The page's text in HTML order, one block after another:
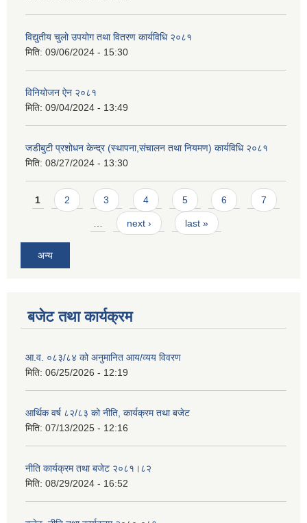
विद्युतीय चुलो उपयोग तथा वितरण कार्यविधि २०८१
मिति: 09/06/2024 - 15:30
विनियोजन ऐन २०८१
मिति: 09/04/2024 - 13:49
जडीबुटी प्रशोधन केन्द्र (स्थापना,संचालन तथा नियमण) कार्यविधि २०८१
मिति: 08/27/2024 - 13:30
Pages
1 2 3 4 5 6 7
… next › last »
अन्य
बजेट तथा कार्यक्रम
आ.व. ०८३/८४ को अनुमानित आय/व्यय विवरण
मिति: 06/25/2026 - 12:19
आर्थिक वर्ष ८२/८३ को नीति, कार्यक्रम तथा बजेट
मिति: 07/13/2025 - 12:16
नीति कार्यक्रम तथा बजेट २०८१।८२
मिति: 08/29/2024 - 16:52